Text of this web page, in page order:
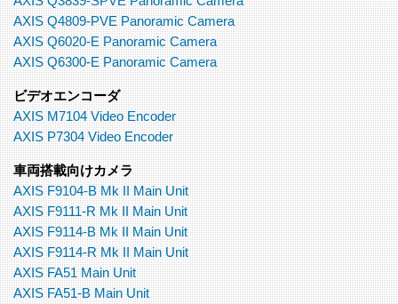
AXIS Q4809-PVE Panoramic Camera
AXIS Q6020-E Panoramic Camera
AXIS Q6300-E Panoramic Camera
ビデオエンコーダ
AXIS M7104 Video Encoder
AXIS P7304 Video Encoder
車両搭載向けカメラ
AXIS F9104-B Mk II Main Unit
AXIS F9111-R Mk II Main Unit
AXIS F9114-B Mk II Main Unit
AXIS F9114-R Mk II Main Unit
AXIS FA51 Main Unit
AXIS FA51-B Main Unit